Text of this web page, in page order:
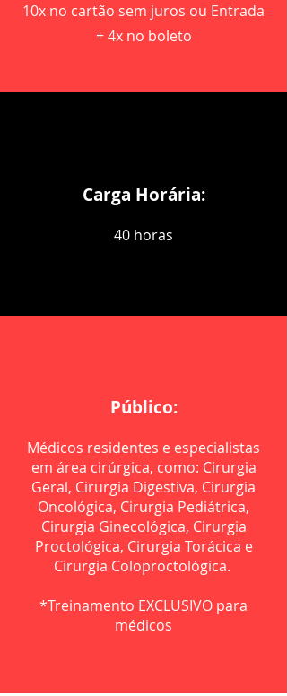
10x no cartão sem juros ou Entrada
+ 4x no boleto
Carga Horária:
40 horas
Público:
Médicos residentes e especialistas
em área cirúrgica, como: Cirurgia
Geral, Cirurgia Digestiva, Cirurgia
Oncológica, Cirurgia Pediátrica,
Cirurgia Ginecológica, Cirurgia
Proctológica, Cirurgia Torácica e
Cirurgia Coloproctológica.
*Treinamento EXCLUSIVO para
médicos